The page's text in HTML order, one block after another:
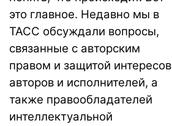
это главное. Недавно мы в
ТАСС обсуждали вопросы,
связанные с авторским
правом и защитой интересов
авторов и исполнителей, а
также правообладателей
интеллектуальной